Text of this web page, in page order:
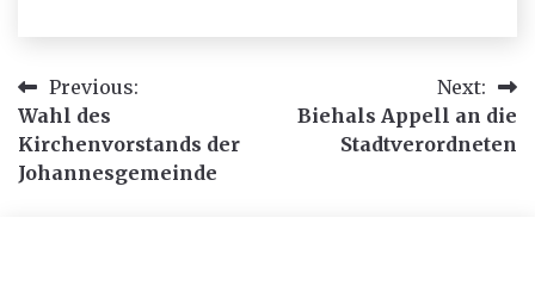
Beitragsnavigation
Previous:
Wahl des
Kirchenvorstands der
Johannesgemeinde
Next:
Biehals Appell an die
Stadtverordneten